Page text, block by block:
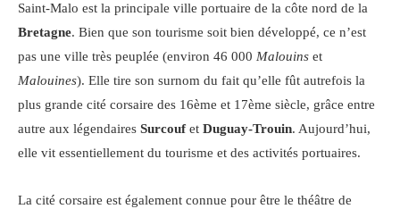
Saint-Malo est la principale ville portuaire de la côte nord de la
Bretagne. Bien que son tourisme soit bien développé, ce n’est
pas une ville très peuplée (environ 46 000 Malouins et
Malouines). Elle tire son surnom du fait qu’elle fût autrefois la
plus grande cité corsaire des 16ème et 17ème siècle, grâce entre
autre aux légendaires Surcoufet Duguay-Trouin. Aujourd’hui,
elle vit essentiellement du tourisme et des activités portuaires.
La cité corsaire est également connue pour être le théâtre de